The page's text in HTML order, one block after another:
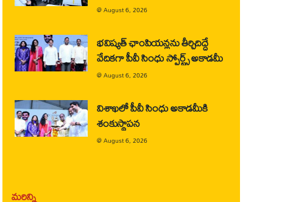
@August 6, 2026
భవిష్యత్ ఛాంపియన్లను తీర్చిదిద్దే
వేదికగా పీవీ సింధు స్పోర్ట్స్ అకాడమీ
@August 6, 2026
విశాఖలో పీవీ సింధు అకాడమీకి
శంకుస్థాపన
@August 6, 2026
మరిన్ని